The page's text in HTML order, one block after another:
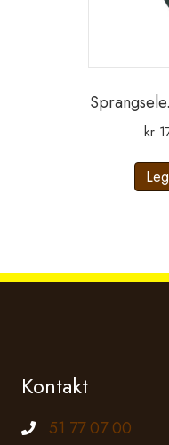
kr
Kontakt
Telefonnummer
51 77 07 00